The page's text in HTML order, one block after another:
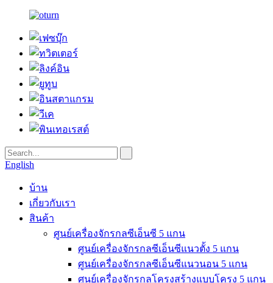
English
บ้าน
เกี่ยวกับเรา
สินค้า
ศูนย์เครื่องจักรกลซีเอ็นซี 5 แกน
ศูนย์เครื่องจักรกลซีเอ็นซีแนวตั้ง 5 แกน
ศูนย์เครื่องจักรกลซีเอ็นซีแนวนอน 5 แกน
ศูนย์เครื่องจักรกลโครงสร้างแบบโครง 5 แกน